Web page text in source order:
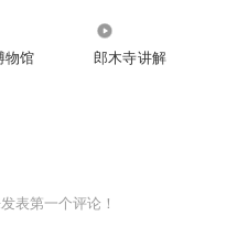
物馆 郎木寺讲解
表第一个评论！